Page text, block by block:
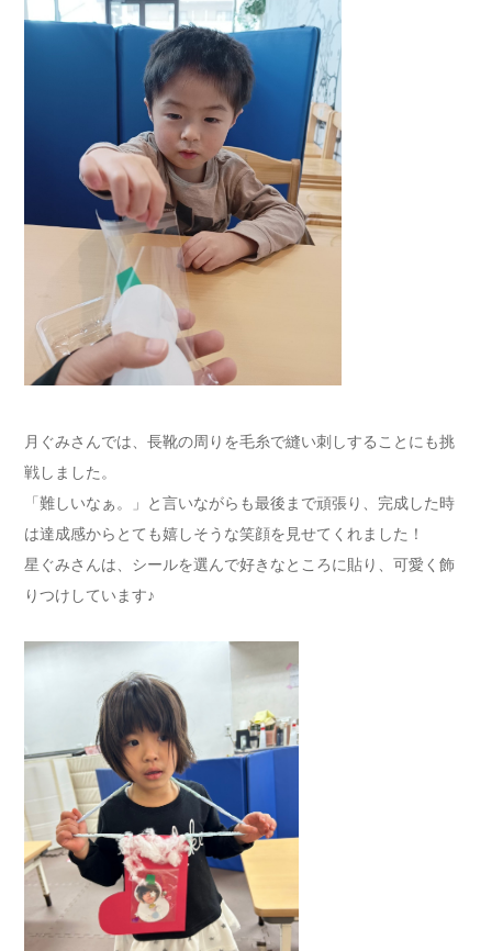
月ぐみさんでは、長靴の周りを毛糸で縫い刺しすることにも挑
戦しました。
「難しいなぁ。」と言いながらも最後まで頑張り、完成した時
は達成感からとても嬉しそうな笑顔を見せてくれました！
星ぐみさんは、シールを選んで好きなところに貼り、可愛く飾
りつけしています♪